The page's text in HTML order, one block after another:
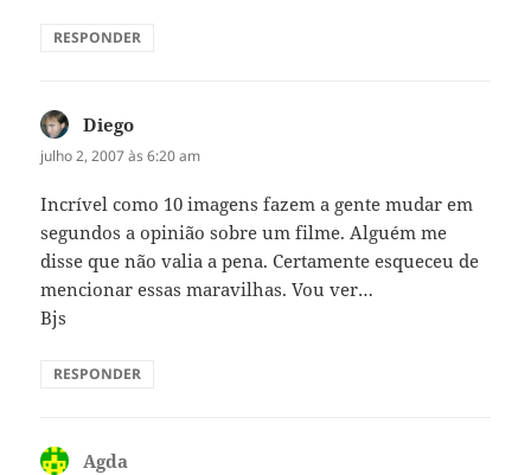
RESPONDER
Diego
julho 2, 2007 às 6:20 am
Incrível como 10 imagens fazem a gente mudar em
segundos a opinião sobre um filme. Alguém me
disse que não valia a pena. Certamente esqueceu de
mencionar essas maravilhas. Vou ver…
Bjs
RESPONDER
Agda